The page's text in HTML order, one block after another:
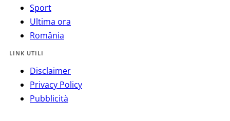
Sport
Ultima ora
România
LINK UTILI
Disclaimer
Privacy Policy
Pubblicità